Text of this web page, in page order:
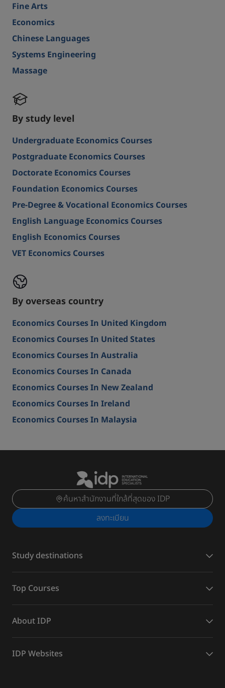
Fine Arts
Economics
Chinese Languages
Systems Engineering
Massage
By study level
Undergraduate Economics Courses
Postgraduate Economics Courses
Doctorate Economics Courses
Foundation Economics Courses
Pre-Degree & Vocational Economics Courses
English Language Economics Courses
English Economics Courses
VET Economics Courses
By overseas country
Economics Courses In United Kingdom
Economics Courses In United States
Economics Courses In Australia
Economics Courses In Canada
Economics Courses In New Zealand
Economics Courses In Ireland
Economics Courses In Malaysia
ค้นหาสำนักงานที่ใกล้ที่สุดของ IDP
ลงทะเบียน
Study destinations
Top Courses
About IDP
IDP Websites